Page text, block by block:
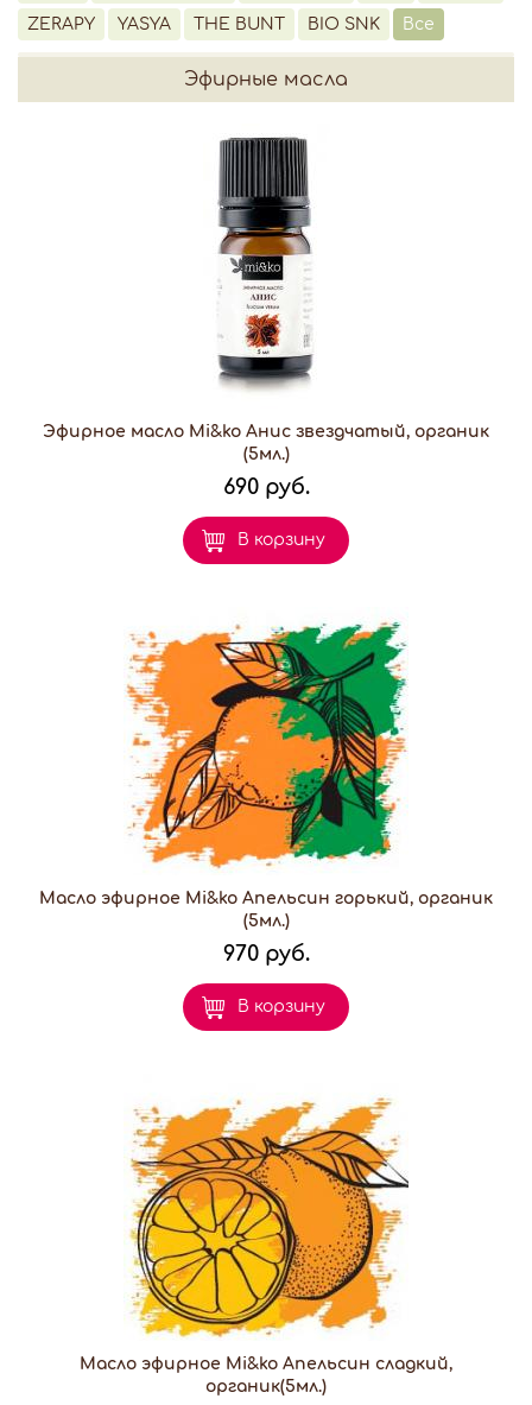
ZERAPY YASYA THE BUNT BIO SNK Все
Эфирные масла
Эфирное масло Mi&ko Анис звездчатый, органик
(5мл.)
690 руб.
В корзину
Масло эфирное Mi&ko Апельсин горький, органик
(5мл.)
970 руб.
В корзину
Масло эфирное Mi&ko Апельсин сладкий,
органик(5мл.)